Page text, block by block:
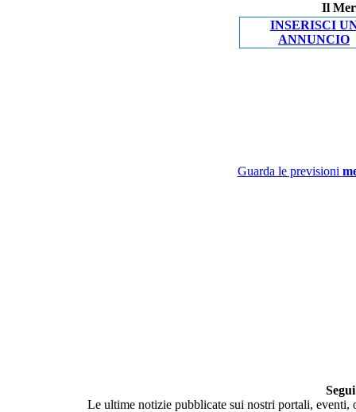
Il
INSERISCI
ANNUNCIO
Guarda le previsioni
Le ultime notizie pubblicate sui nostri portali,